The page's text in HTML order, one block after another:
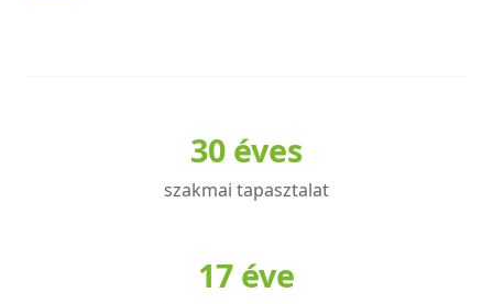
30 éves
szakmai tapasztalat
17 éve